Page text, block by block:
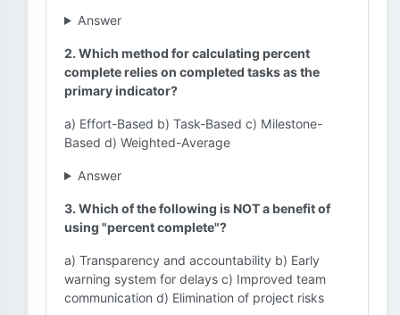
Answer
2. Which method for calculating percent
complete relies on completed tasks as the
primary indicator?
a) Effort-Based b) Task-Based c) Milestone-
Based d) Weighted-Average
Answer
3. Which of the following is NOT a benefit of
using "percent complete"?
a) Transparency and accountability b) Early
warning system for delays c) Improved team
communication d) Elimination of project risks